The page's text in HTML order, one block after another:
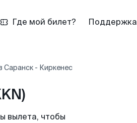
Где мой билет? Поддержка
Саранск - Киркенес
вылета, чтобы